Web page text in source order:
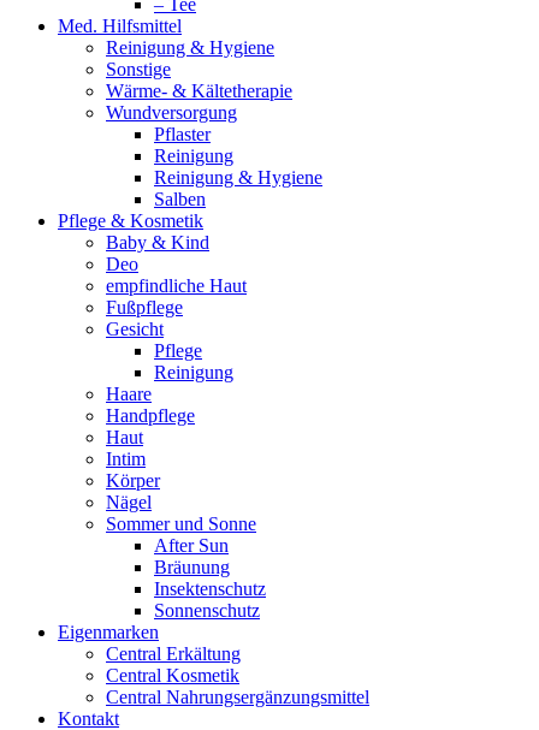
Med. Hilfsmittel
Reinigung & Hygiene
Sonstige
Wärme- & Kältetherapie
Wundversorgung
Pflaster
Reinigung
Reinigung & Hygiene
Salben
Pflege & Kosmetik
Baby & Kind
Deo
empfindliche Haut
Fußpflege
Gesicht
Pflege
Reinigung
Haare
Handpflege
Haut
Intim
Körper
Nägel
Sommer und Sonne
After Sun
Bräunung
Insektenschutz
Sonnenschutz
Eigenmarken
Central Erkältung
Central Kosmetik
Central Nahrungsergänzungsmittel
Kontakt